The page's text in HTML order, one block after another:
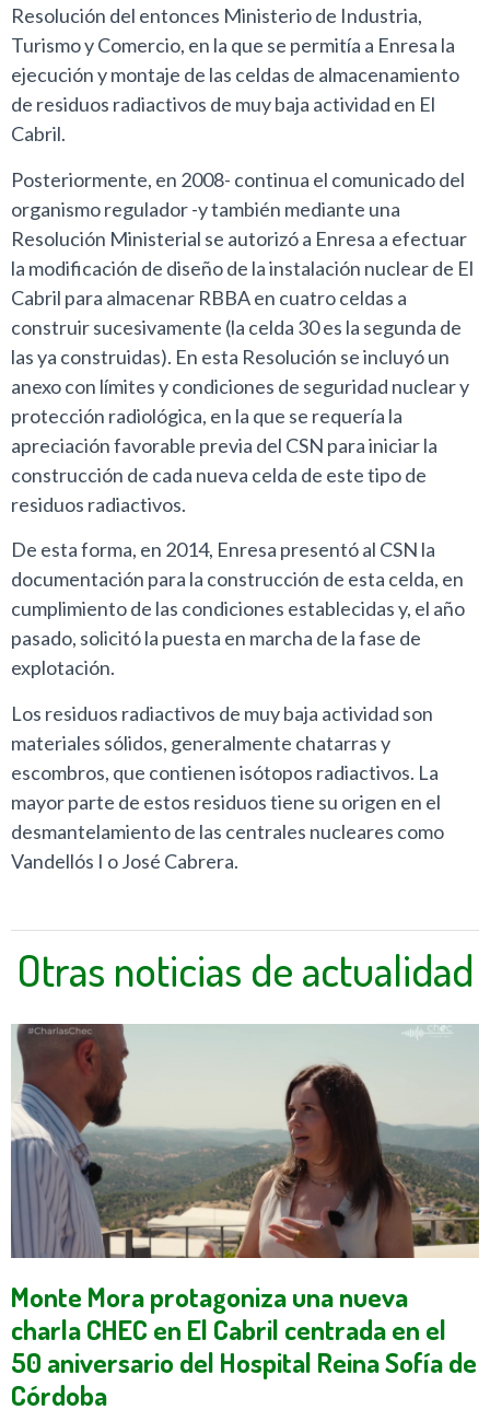
Resolución del entonces Ministerio de Industria,
Turismo y Comercio, en la que se permitía a Enresa la
ejecución y montaje de las celdas de almacenamiento
de residuos radiactivos de muy baja actividad en El
Cabril.
Posteriormente, en 2008- continua el comunicado del
organismo regulador -y también mediante una
Resolución Ministerial se autorizó a Enresa a efectuar
la modificación de diseño de la instalación nuclear de El
Cabril para almacenar RBBA en cuatro celdas a
construir sucesivamente (la celda 30 es la segunda de
las ya construidas). En esta Resolución se incluyó un
anexo con límites y condiciones de seguridad nuclear y
protección radiológica, en la que se requería la
apreciación favorable previa del CSN para iniciar la
construcción de cada nueva celda de este tipo de
residuos radiactivos.
De esta forma, en 2014, Enresa presentó al CSN la
documentación para la construcción de esta celda, en
cumplimiento de las condiciones establecidas y, el año
pasado, solicitó la puesta en marcha de la fase de
explotación.
Los residuos radiactivos de muy baja actividad son
materiales sólidos, generalmente chatarras y
escombros, que contienen isótopos radiactivos. La
mayor parte de estos residuos tiene su origen en el
desmantelamiento de las centrales nucleares como
Vandellós I o José Cabrera.
Otras noticias de actualidad
Monte Mora protagoniza una nueva
charla CHEC en El Cabril centrada en el
50 aniversario del Hospital Reina Sofía de
Córdoba